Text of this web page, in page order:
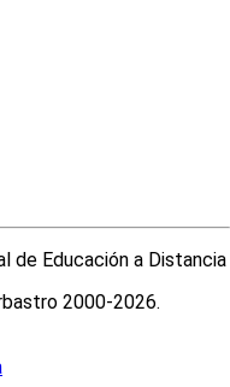
2000-2026.